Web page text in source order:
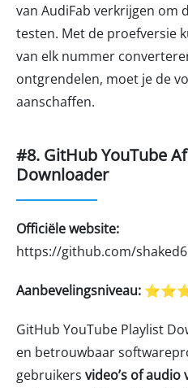
van AudiFab verkrijgen om
testen. Met de proefversie
van elk nummer
ontgrendelen, moet je de
aanschaffen.
#8. GitHub YouTube
Downloader
Officiële website:
https://github.com/
Aanbevelingsniveau:
GitHub YouTube Playlist
en betrouwbaar
gebruikers video’s of audio